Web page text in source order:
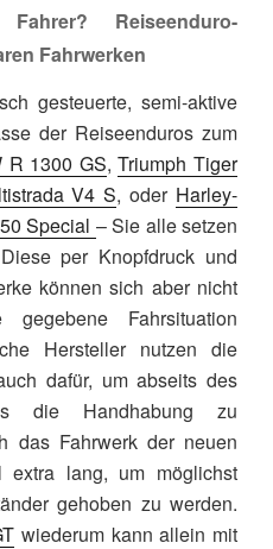
Reiseenduro-
Fahrwerken
gesteuerte, semi-aktive
der Reiseenduros zum
R 1300 GS,Triumph Tiger
V4 S, oder Harley-
Special – Sie alle setzen
per Knopfdruck und
können sich aber nicht
Fahrsituation
Hersteller nutzen die
dafür, um abseits des
die Handhabung zu
das Fahrwerk der neuen
extra lang, um möglichst
gehoben zu werden.
wiederum kann allein mit